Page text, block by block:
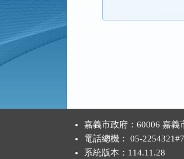
區
嘉義市政府：60006 嘉義
電話總機： 05-
系統版本： 114.11.28